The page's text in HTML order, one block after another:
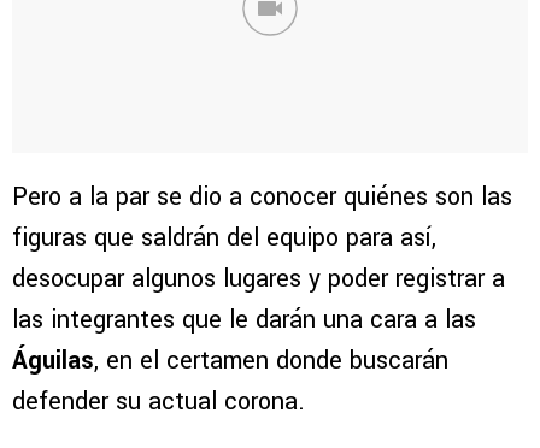
Pero a la par se dio a conocer quiénes son las
figuras que saldrán del equipo para así,
desocupar algunos lugares y poder registrar a
las integrantes que le darán una cara a las
Águilas, en el certamen donde buscarán
defender su actual corona.